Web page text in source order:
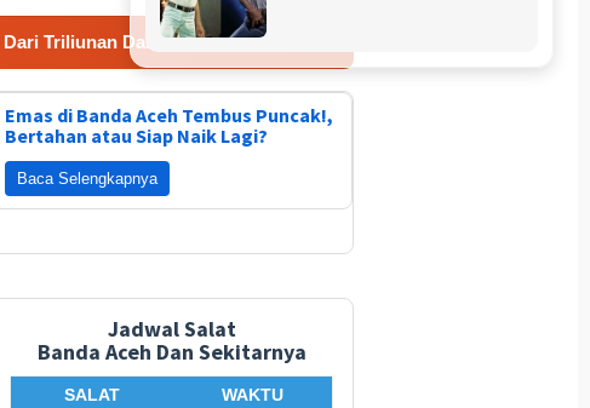
Dana Bencana Kementan
Emas di Banda Aceh Tembus Puncak!,
Bertahan atau Siap Naik Lagi?
Baca Selengkapnya
Jadwal Salat
Banda Aceh Dan Sekitarnya
SALAT
WAKTU